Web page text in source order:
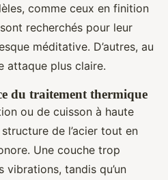
comme ceux en finition
recherchés pour leur
méditative. D’autres, au
attaque plus claire.
du traitement thermique
ou de cuisson à haute
de l’acier tout en
Une couche trop
tandis qu’un